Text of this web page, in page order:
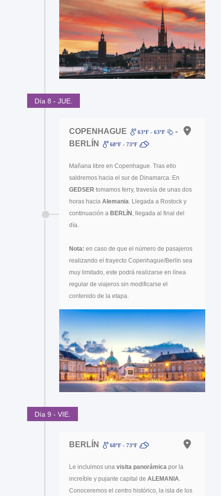
Día 8 - JUE.
COPENHAGUE 63ºF - 63ºF
-
BERLÍN
68ºF - 73ºF
Mañana libre en Copenhague. Tras ello
saldremos hacia el sur de Dinamarca. En
GEDSER tomamos ferry, travesía de unas dos
horas hacia Alemania. Llegada a Rostock y
continuación a BERLÍN , llegada al final del
día.
Nota: en caso de que el número de pasajeros
realizando el trayecto Copenhague/Berlín sea
muy limitado, este podrá realizarse en línea
regular de viajeros sin modificarse el
contenido de la etapa.
Día 9 - VIE.
BERLÍN 68ºF - 73ºF
Le incluimos una visita panorámica por la
increíble y pujante capital de ALEMANIA.
Conoceremos el centro histórico, la isla de los